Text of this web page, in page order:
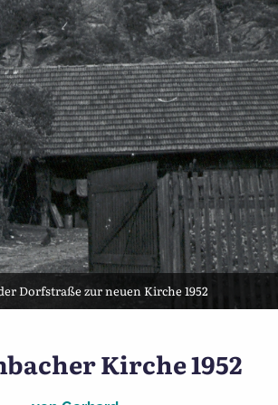
Dorfstraße zur neuen Kirche 1952
derKirche 1952